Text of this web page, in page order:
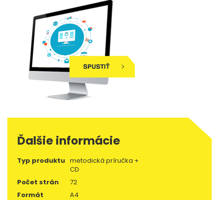
Ďalšie informácie
Typ produktu metodická príručka +
CD
Počet strán
72
Formát
A4